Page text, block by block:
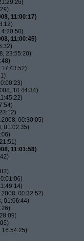
11:00:17)
11:00:45)
23:55:20)
10:44:34)
00:30:05)
01:02:35)
11:01:58)
00:32:52)
01:06:44)
16:54:25)